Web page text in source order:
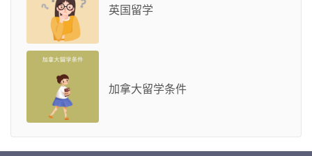
英国留学
加拿大留学条件